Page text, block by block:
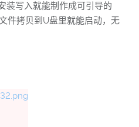
装写入就能制作成可引导的
件拷贝到U盘里就能启动，无